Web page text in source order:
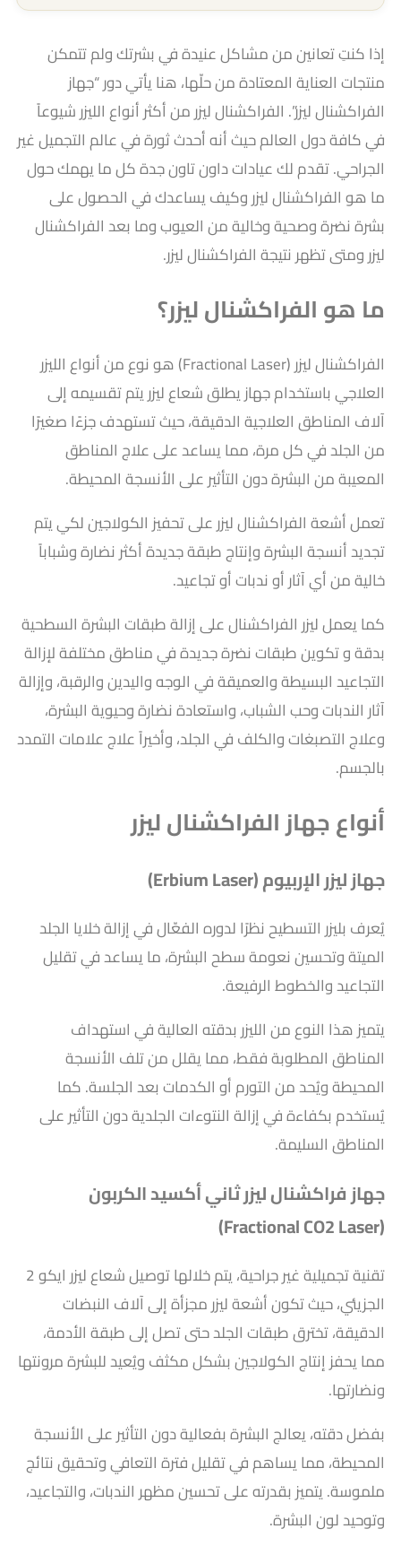
إذا كنتِ تعانين من مشاكل عنيدة في بشرتك ولم تتمكن
منتجات العناية المعتادة من حلّها، هنا يأتي دور “جهاز
الفراكشنال ليزر”. الفراكشنال ليزر من أكثر أنواع الليزر شيوعاً
في كافة دول العالم حيث أنه أحدث ثورة في عالم التجميل غير
الجراحي. تقدم لك عيادات داون تاون جدة كل ما يهمك حول
ما هو الفراكشنال ليزروكيف يساعدك في الحصول على
بشرة نضرة وصحية وخالية من العيوبوما بعد الفراكشنال
ليزر ومتى تظهر نتيجة الفراكشنال ليزر.
ما هو الفراكشنال ليزر؟
الفراكشنال ليزر (Fractional Laser) هو نوع من أنواع الليزر
العلاجي باستخدام جهاز يطلق شعاع ليزر يتم تقسيمه إلى
آلاف المناطق العلاجية الدقيقة،حيث تستهدف جزءًا صغيرًا
من الجلد في كل مرة،مما يساعد على علاج المناطق
المعيبة من البشرة دون التأثير على الأنسجة المحيطة.
تعمل أشعة الفراكشنال ليزر على تحفيز الكولاجين لكي يتم
تجديد أنسجة البشرة وإنتاج طبقة جديدة أكثر نضارة وشباباً
خالية من أي آثار أو ندبات أو تجاعيد.
كما يعمل ليزر الفراكشنال على إزالة طبقات البشرة السطحية
بدقة و تكوين طبقات نضرة جديدة في مناطق مختلفة لإزالة
التجاعيد البسيطة والعميقة في الوجه واليدين والرقبة، وإزالة
آثار الندبات وحب الشباب، واستعادة نضارة وحيوية البشرة،
وعلاج التصبغات والكلف في الجلد، وأخيراً علاج علامات التمدد
بالجسم.
أنواع جهاز الفراكشنال ليزر
جهاز ليزر الإربيوم (Erbium Laser)
يُعرف بليزر التسطيح نظرًا لدوره الفعّال في إزالة خلايا الجلد
الميتة وتحسين نعومة سطح البشرة، ما يساعد في تقليل
التجاعيد والخطوط الرفيعة.
يتميز هذا النوع من الليزر بدقته العالية في استهداف
المناطق المطلوبة فقط، مما يقلل من تلف الأنسجة
المحيطة ويُحد من التورم أو الكدمات بعد الجلسة. كما
يُستخدم بكفاءة في إزالة النتوءات الجلدية دون التأثير على
المناطق السليمة.
جهاز فراكشنال ليزر ثاني أكسيد الكربون
(Fractional CO2 Laser)
تقنية تجميلية غير جراحية، يتم خلالها توصيل شعاع ليزر ايكو 2
الجزيئي، حيث تكون أشعة ليزر مجزأة إلى آلاف النبضات
الدقيقة، تخترق طبقات الجلد حتى تصل إلى طبقة الأدمة،
مما يحفز إنتاج الكولاجين بشكل مكثف ويُعيد للبشرة مرونتها
ونضارتها.
بفضل دقته، يعالج البشرة بفعالية دون التأثير على الأنسجة
المحيطة، مما يساهم في تقليل فترة التعافي وتحقيق نتائج
ملموسة. يتميز بقدرته على تحسين مظهر الندبات، والتجاعيد،
وتوحيد لون البشرة.